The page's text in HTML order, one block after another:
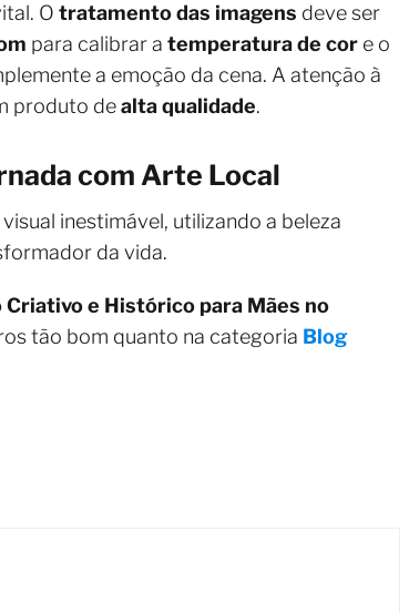
O tratamento das imagens deve ser
para calibrar a temperatura de cor e o
a emoção da cena. A atenção à
produto dealta qualidade.
com Arte Local
inestimável, utilizando a beleza
da vida.
e Histórico para Mães no
tão bom quanto na categoria Blog